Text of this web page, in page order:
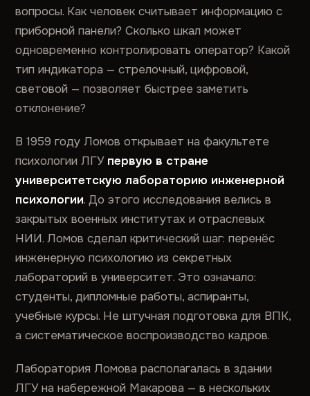
вопросы. Как человек считывает информацию с
приборной панели? Сколько шкал может
одновременно контролировать оператор? Какой
тип индикатора — стрелочный, цифровой,
световой — позволяет быстрее заметить
отклонение?
В 1959 году Ломов открывает на факультете
психологии ЛГУ первую в стране
университетскую лабораторию инженерной
психологии. До этого исследования велись в
закрытых военных институтах и отраслевых
НИИ. Ломов сделал критический шаг: перенёс
инженерную психологию из секретных
лабораторий в университет. Это означало:
студенты, дипломные работы, аспиранты,
учебные курсы. Не штучная подготовка для ВПК,
а систематическое воспроизводство кадров.
Лаборатория Ломова располагалась в здании
ЛГУ на набережной Макарова — в нескольких